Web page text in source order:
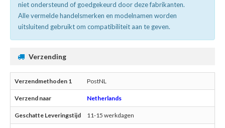
niet ondersteund of goedgekeurd door deze fabrikanten.
Alle vermelde handelsmerken en modelnamen worden
uitsluitend gebruikt om compatibiliteit aan te geven.
Verzending
PostNL
Netherlands
11-15 werkdagen